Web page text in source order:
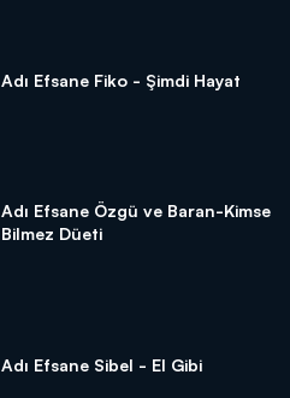
Adı Efsane Fiko - Şimdi Hayat
Adı Efsane Özgü ve Baran-Kimse
Bilmez Düeti
Adı Efsane Sibel - El Gibi